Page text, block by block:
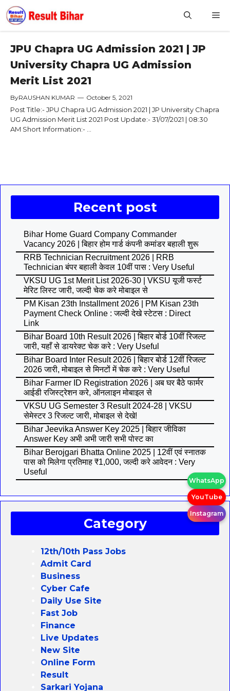
Skip
to
content
JPU Chapra UG Admission 2021 | JP
University Chapra UG Admission
Merit List 2021
ByRAUSHAN KUMAR — October 5, 2021
Post Title:- JPU Chapra UG Admission 2021 | JP University Chapra
UG Admission Merit List 2021 Post Update:- 31/07/2021 | 08:30
AM Short Information:- ...
Recent post
Bihar Home Guard Company Commander
Vacancy 2026 | बिहार होम गार्ड कंपनी कमांडर बहाली शुरू
RRB Technician Recruitment 2026 | RRB
Technician बंपर बहाली केवल 10वीं पास : Very Useful
VKSU UG 1st Merit List 2026-30 | VKSU यूजी फर्स्ट
मेरिट लिस्ट जारी, जल्दी चेक करे मोबाइल से
PM Kisan 23th Installment 2026 | PM Kisan 23th
Payment Check Online : जल्दी देखे स्टेटस : Direct
Link
Bihar Board 10th Result 2026 | बिहार बोर्ड 10वीं रिजल्ट
जारी, यहाँ से डायरेक्ट चेक करे : Very Useful
Bihar Board Inter Result 2026 | बिहार बोर्ड 12वीं रिजल्ट
2026 जारी, मोबाइल से मिनटों में चेक करे : Very Useful
Bihar Farmer ID Registration 2026 | अब घर बैठे फार्मर
आईडी रजिस्ट्रेशन करे, ऑनलाइन मोबाइल से
VKSU UG Semester 3 Result 2024-28 | VKSU
सेमेस्टर 3 रिजल्ट जारी, मोबाइल से देखे!
Bihar Jeevika Answer Key 2025 | बिहार जीविका
Answer Key अभी अभी जारी सभी पोस्ट का
Bihar Berojgari Bhatta Online 2025 | 12वीं एवं स्नातक
पास को मिलेगा प्रतिमाह ₹1,000, जल्दी करे आवेदन : Very
Useful
Category
12th/10th Pass Jobs
Admit Card
Business
Cyber Cafe
Daily Use Site
Fast Job
Finance
Live Updates
New Site
Online Form
Result
Sarkari Yojana
WhatsApp
YouTube
Instagram